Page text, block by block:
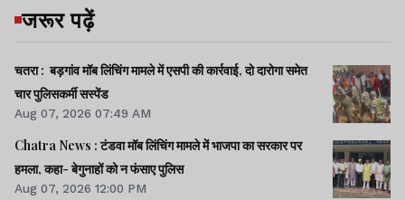
जरूर पढ़ें
चतरा : बड़गांव मॉब लिंचिंग मामले में एसपी की कार्रवाई, दो दारोगा समेत
चार पुलिसकर्मी सस्पेंड
Aug 07, 2026 07:49 AM
Chatra News : टंडवा मॉब लिंचिंग मामले में भाजपा का सरकार पर
हमला, कहा- बेगुनाहों को न फंसाए पुलिस
Aug 07, 2026 12:00 PM